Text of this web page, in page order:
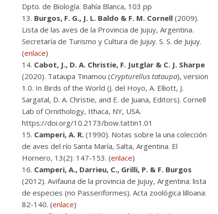
Dpto. de Biología. Bahía Blanca, 103 pp
Burgos, F. G., J. L. Baldo & F. M. Cornell (2009).
Lista de las aves de la Provincia de Jujuy, Argentina.
Secretaría de Turismo y Cultura de Jujuy. S. S. de Jujuy.
(enlace)
Cabot, J., D. A. Christie, F. Jutglar & C. J. Sharpe
(2020). Tataupa Tinamou (Crypturellus tataupa), version
1.0. In Birds of the World (J. del Hoyo, A. Elliott, J.
Sargatal, D. A. Christie, and E. de Juana, Editors). Cornell
Lab of Ornithology, Ithaca, NY, USA.
https://doi.org/10.2173/bow.tattin1.01
Camperi, A. R. (1990). Notas sobre la una colección
de aves del río Santa María, Salta, Argentina. El
Hornero, 13(2): 147-153. (enlace)
Camperi, A., Darrieu, C., Grilli, P. & F. Burgos
(2012). Avifauna de la provincia de Jujuy, Argentina: lista
de especies (no Passeriformes). Acta zoológica lilloana:
82-140. (enlace)